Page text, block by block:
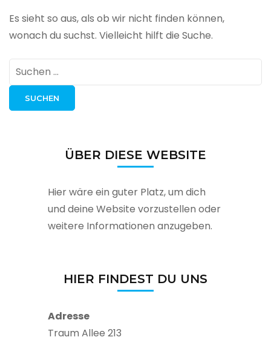
Es sieht so aus, als ob wir nicht finden können,
wonach du suchst. Vielleicht hilft die Suche.
Suchen
nach:
ÜBER DIESE WEBSITE
Hier wäre ein guter Platz, um dich
und deine Website vorzustellen oder
weitere Informationen anzugeben.
HIER FINDEST DU UNS
Adresse
Traum Allee 213